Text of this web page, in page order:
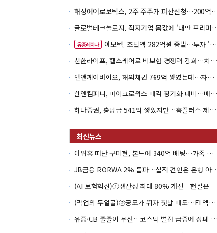
해성에어로보틱스, 2주 주주가 파산
글로벌테크놀로지, 적자기업 몸값
유증레이다
아모텍, 조달액 282억원 증발…투자 '속도 조절' 불가피
신한라이프, 헬스케어로 비보험 경쟁력 강화…치매·간병 공략
엘앤케이바이오, 해외채권 769억 쌓였는데…자회사 4곳 자본잠식
한앤컴퍼니, 마이크로웍스 매각 장기화 대비…배당 회수판 깔았다
하나증권, 충당금 541억 쌓았지만…홈플러스 제재는 추가 비용 불씨
아워홈 떠난 구미현, 본느에 340억 베팅…가족 지배체제 구축
JB금융 RORWA 2% 돌파…실
(AI 보험혁신)①생산성 최대 80%
(락업의 두얼굴)②공모가 뛰자 첫날 매도…FI 엑시트 전략 갈렸다
유증·CB 줄줄이 무산…코스닥 벌점 급증에 상폐 압박